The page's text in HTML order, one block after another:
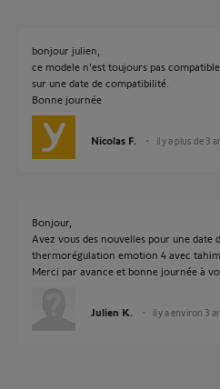
bonjour julien,
ce modele n'est toujours pas
sur une date de compatibilité.
Bonne journée
Nicolas F. il y a plus de 3
Bonjour,
Avez vous des nouvelles pour une date
thermorégulation emotion 4 avec
Merci par avance et bonne journée à
Julien K. il y a environ 3